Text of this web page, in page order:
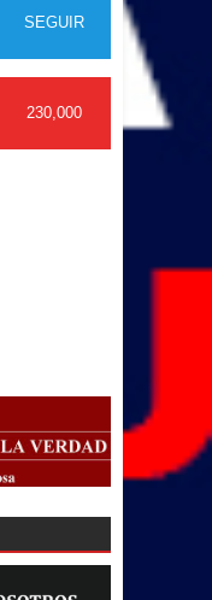
SEGUIR
230,000